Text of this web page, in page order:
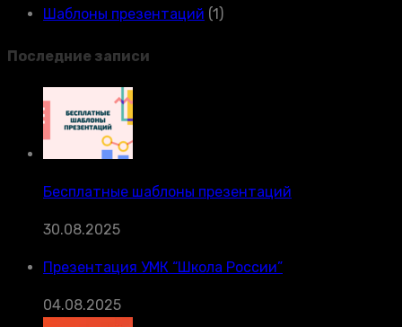
Шаблоны презентаций (1)
Последние записи
Бесплатные шаблоны презентаций
30.08.2025
Презентация УМК “Школа России”
04.08.2025